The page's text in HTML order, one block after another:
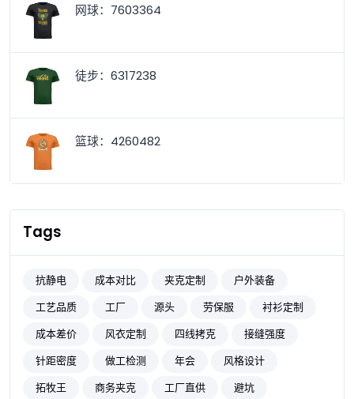
网球：7603364
徒步：6317238
篮球：4260482
Tags
抗静电 成本对比 夹克定制
户外装备
工艺品质
工厂 源头 劳保服
衬衫定制
成本差价
风衣定制 四线拷克
接缝强度
针距密度
做工检测 年会
风格设计
拓牧王
商务夹克 工厂直供
避坑